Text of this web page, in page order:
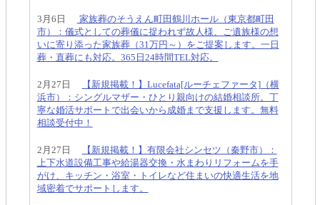
3月6日
家族葬のそうえん町田鶴川ホール（東京都町田
市）：儀式としての葬儀に捉われず故人様、ご遺族様の想
いに寄り添った家族葬（31万円～）をご提案します。一日
葬・直葬にも対応。365日24時間TEL対応。
2月27日
【新規掲載！】Lucefata[ルーチェファータ]（横
浜市）：シングルマザー・ひとり親向けの結婚相談所。丁
寧な婚活サポートで出会いから成婚まで支援します。無料
相談受付中！
2月27日
【新規掲載！】有限会社シンセツ（秦野市）：
上下水道設備工事や給湯器交換・水まわりリフォームを手
がけ、キッチン・浴室・トイレなど住まいの快適生活を地
域密着でサポートします。